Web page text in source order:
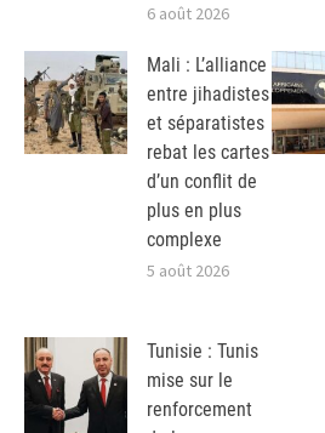
6 août 2026
Mali : L’alliance
entre jihadistes
et séparatistes
rebat les cartes
d’un conflit de
plus en plus
complexe
5 août 2026
Tunisie : Tunis
mise sur le
renforcement